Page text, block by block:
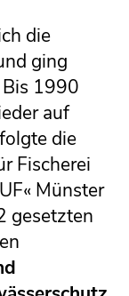
die
ging
1990
auf
die
Fischerei
Münster
gesetzten